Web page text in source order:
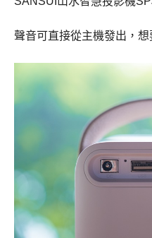
聲音可直接從主機發出，